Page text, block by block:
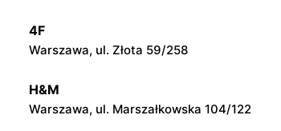
Intermarche Super
4F
Warszawa, ul. Złota 59/258
H&M
Warszawa, ul. Marszałkowska 104/122